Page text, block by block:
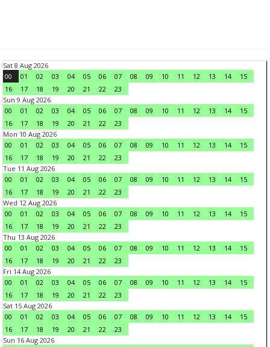
Sat 8 Aug 2026
00
01 02 03 04 05 06 07 08 09 10 11 12 13 14
15
16
17 18 19 20 21 22
23
Sun 9 Aug 2026
00
01 02 03 04 05 06 07 08 09 10 11 12 13 14
15
16
17 18 19 20 21 22
23
Mon 10 Aug 2026
00
01 02 03 04 05 06 07 08 09 10 11 12 13 14
15
16
17 18 19 20 21 22
23
Tue 11 Aug 2026
00
01 02 03 04 05 06 07 08 09 10 11 12 13 14
15
16
17 18 19 20 21 22
23
Wed 12 Aug 2026
00
01 02 03 04 05 06 07 08 09 10 11 12 13 14
15
16
17 18 19 20 21 22
23
Thu 13 Aug 2026
00
01 02 03 04 05 06 07 08 09 10 11 12 13 14
15
16
17 18 19 20 21 22
23
Fri 14 Aug 2026
00
01 02 03 04 05 06 07 08 09 10 11 12 13 14
15
16
17 18 19 20 21 22
23
Sat 15 Aug 2026
00
01 02 03 04 05 06 07 08 09 10 11 12 13 14
15
16
17 18 19 20 21 22
23
Sun 16 Aug 2026